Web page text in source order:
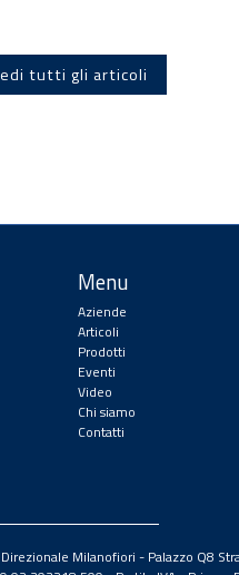
tutti gli articoli
Menu
Aziende
Articoli
Prodotti
Eventi
Video
Chi siamo
Contatti
Milanofiori - Palazzo Q8